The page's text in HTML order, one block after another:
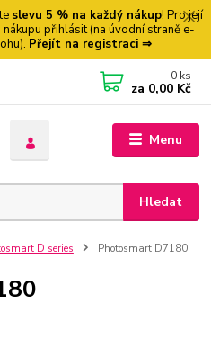
slevu 5 % na každý nákup! Pro její
přihlásit (na úvodní straně e-
Přejít na registraci ⇒
Menu
Hledat
0 ks
za 0,00 Kč
D series Photosmart D7180